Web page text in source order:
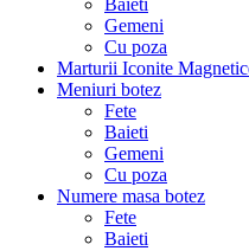
Baieti
Gemeni
Cu poza
Marturii Iconite
Meniuri botez
Fete
Baieti
Gemeni
Cu poza
Numere masa botez
Fete
Baieti